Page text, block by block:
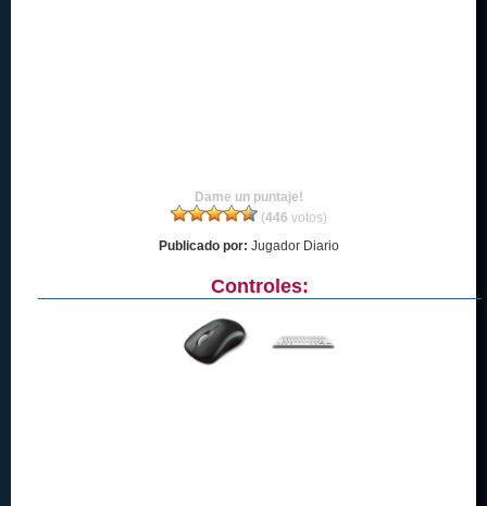
Dame un puntaje!
(446 votos)
Publicado por: Jugador Diario
Controles: